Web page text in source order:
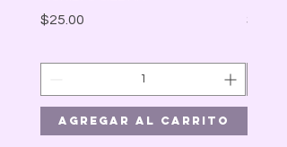
Precio
$25.00
Agregar al carrito
Precio
$30.00